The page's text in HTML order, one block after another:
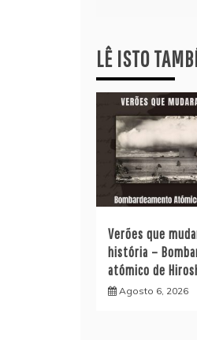
LÊ ISTO
Verões que
história –
atómico de
Agosto 6, 2026